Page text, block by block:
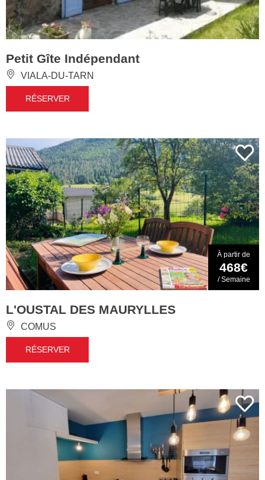
Petit Gîte Indépendant
VIALA-DU-TARN
RÉSERVER
À partir de
468€
/ Semaine
L'OUSTAL DES MAURYLLES
COMUS
RÉSERVER